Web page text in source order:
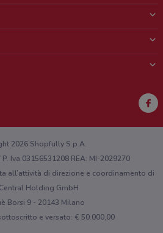
o sull'app?
2026 Shopfully S.p.A.
Iva 03156531208 REA: MI-2029270
all’attività di direzione e coordinamento di
Holding GmbH
Borsi 9 - 20143 Milano
e versato: € 50.000,00